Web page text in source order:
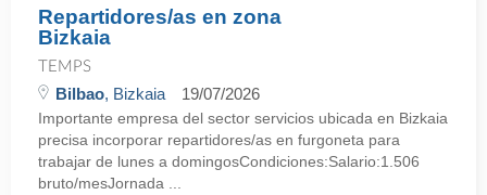
Repartidores/as en zona
Bizkaia
TEMPS
Bilbao, Bizkaia 19/07/2026
Importante empresa del sector servicios ubicada en Bizkaia
precisa incorporar repartidores/as en furgoneta para
trabajar de lunes a domingosCondiciones:Salario:1.506
bruto/mesJornada ...